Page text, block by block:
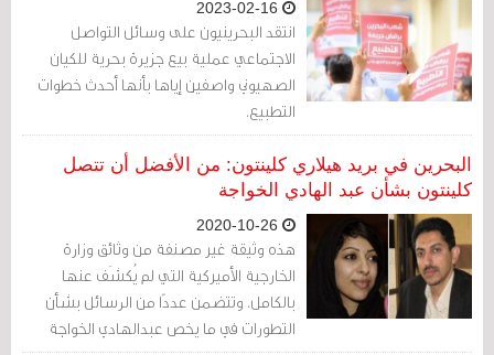
انتقد البحرينيون على وسائل التواصل
الاجتماعي عملية بيع جزيرة بحرية للكيان
الصهيوني واصفين إياها بأنها أحدث خطوات
التطبيع.
البحرين في بريد هيلاري كلينتون: من الأفضل أن تتصل
كلينتون بشأن عبد الهادي الخواجة
هذه وثيقة غير مصنفة من وثائق وزارة
الخارجية الأميركية التي لم يُكشَف عنها
بالكامل. وتتضمن عددًا من الرسائل بشأن
التطورات في ما يخص عبدالهادي الخواجة